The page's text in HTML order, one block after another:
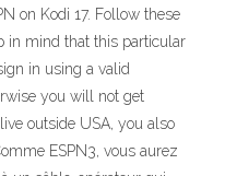
on Kodi 17. Follow these
in mind that this particular
in using a valid
you will not get
outside USA, you also
ESPN3, vous aurez